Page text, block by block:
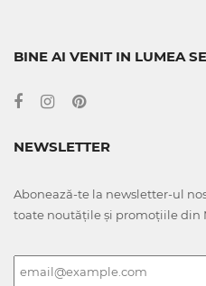
BINE AI VENIT IN LUMEA
NEWSLETTER
Abonează-te la newsletter-ul
toate noutățile și promoțiile din